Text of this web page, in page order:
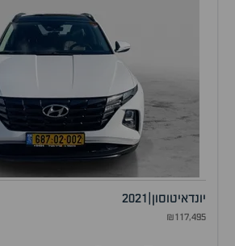
יונדאיטוסון 2021
₪117,495